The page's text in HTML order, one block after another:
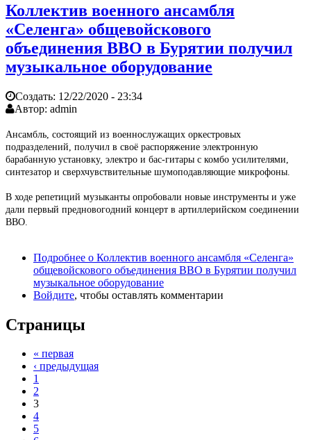
Коллектив военного ансамбля
«Селенга» общевойскового
объединения ВВО в Бурятии получил
музыкальное оборудование
Создать: 12/22/2020 - 23:34
Автор: admin
Ансамбль, состоящий из военнослужащих оркестровых
подразделений, получил в своё распоряжение электронную
барабанную установку, электро и бас-гитары с комбо усилителями,
синтезатор и сверхчувствительные шумоподавляющие микрофоны.
В ходе репетиций музыканты опробовали новые инструменты и уже
дали первый предновогодний концерт в артиллерийском соединении
ВВО.
Подробнее о Коллектив военного ансамбля «Селенга»
общевойскового объединения ВВО в Бурятии получил
музыкальное оборудование
Войдите, чтобы оставлять комментарии
Страницы
« первая
‹ предыдущая
1
2
3
4
5